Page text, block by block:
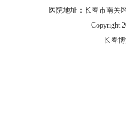
医院地址：长春市南关
Copyright
长春